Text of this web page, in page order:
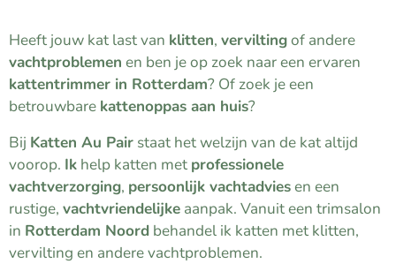
Heeft jouw kat last van klitten, verviltingof andere
vachtproblemen en ben je op zoek naar een ervaren
kattentrimmer in Rotterdam? Of zoek je een
betrouwbare kattenoppas aan huis?
Bij Katten Au Pair staat het welzijn van de kat altijd
voorop. Ik help katten met professionele
vachtverzorging, persoonlijk vachtadviesen een
rustige, vachtvriendelijke aanpak. Vanuit een trimsalon
in Rotterdam Noord behandel ik katten met klitten,
vervilting en andere vachtproblemen.